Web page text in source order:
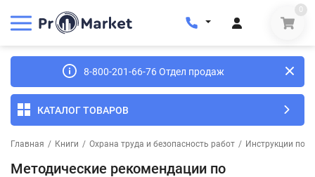
0
8-800-201-66-76 Отдел продаж
КАТАЛОГ ТОВАРОВ
Главная / Книги / Охрана труда и безопасность работ / Инструкции по
Методические рекомендации по